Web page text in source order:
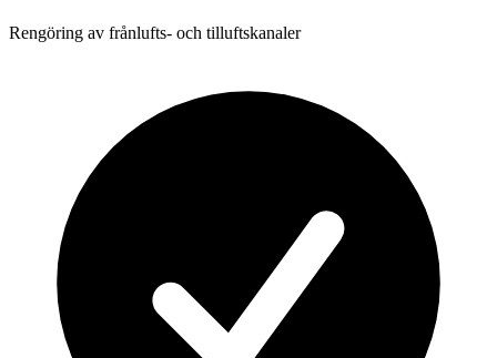
Rengöring av frånlufts- och tilluftskanaler